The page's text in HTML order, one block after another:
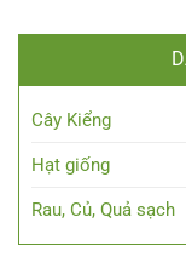
Cây Kiểng
Hạt giống
Rau, Củ, Quả sạch